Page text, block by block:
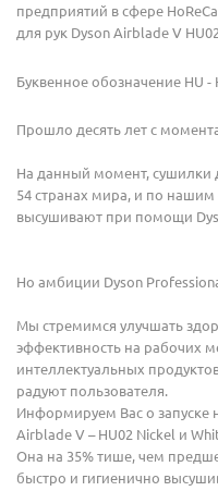
предприятий в сфере
для рук Dyson Airblade V
Буквенное обозначение HU -
Прошло десять лет с
На данный момент, сушилки
54 странах мира, и по
высушивают при помощи
Но амбиции Dyson
Мы стремимся улучшать
эффективность на рабочих
интеллектуальных
радуют пользователя.
Информируем Вас о запуске
Airblade V – HU02 Nickel и
Она на 35% тише, чем
быстро и гигиенично